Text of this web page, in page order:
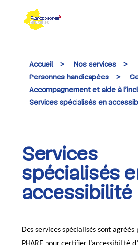
content
Accueil > Nos services
>
Personnes handicapées
>
Accompagnement et aide à
Services spécialisés en
Services
spécialisés
accessibilité
Des services spécialisés sont agréés